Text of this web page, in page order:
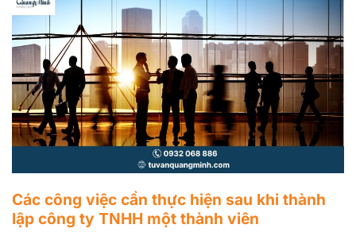
Các công việc cần thực hiện sau khi thành
lập công ty TNHH một thành viên